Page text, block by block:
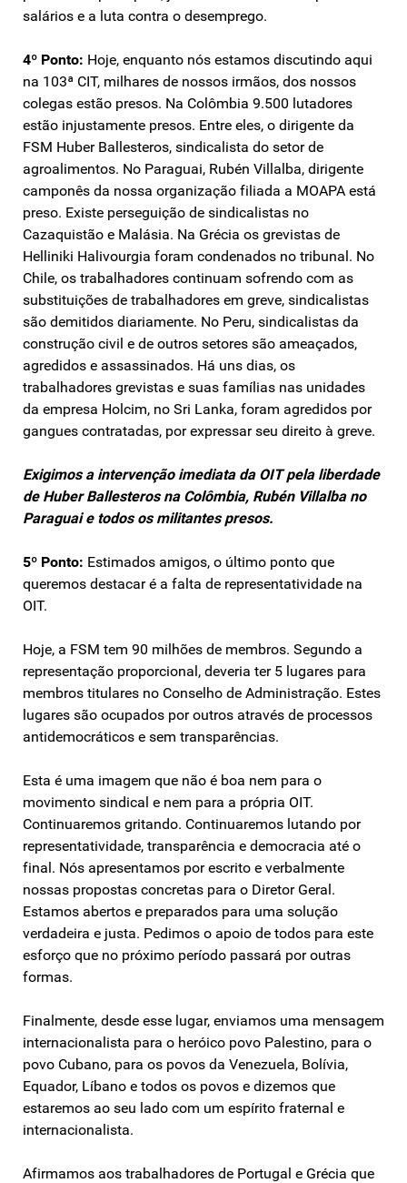
salários e a luta contra o desemprego.
4º Ponto: Hoje, enquanto nós estamos discutindo aqui
na 103ª CIT, milhares de nossos irmãos, dos nossos
colegas estão presos. Na Colômbia 9.500 lutadores
estão injustamente presos. Entre eles, o dirigente da
FSM Huber Ballesteros, sindicalista do setor de
agroalimentos. No Paraguai, Rubén Villalba, dirigente
camponês da nossa organização filiada a MOAPA está
preso. Existe perseguição de sindicalistas no
Cazaquistão e Malásia. Na Grécia os grevistas de
Helliniki Halivourgia foram condenados no tribunal. No
Chile, os trabalhadores continuam sofrendo com as
substituições de trabalhadores em greve, sindicalistas
são demitidos diariamente. No Peru, sindicalistas da
construção civil e de outros setores são ameaçados,
agredidos e assassinados. Há uns dias, os
trabalhadores grevistas e suas famílias nas unidades
da empresa Holcim, no Sri Lanka, foram agredidos por
gangues contratadas, por expressar seu direito à greve.
Exigimos a intervenção imediata da OIT pela liberdade
de Huber Ballesteros na Colômbia, Rubén Villalba no
Paraguai e todos os militantes presos.
5º Ponto: Estimados amigos, o último ponto que
queremos destacar é a falta de representatividade na
OIT.
Hoje, a FSM tem 90 milhões de membros. Segundo a
representação proporcional, deveria ter 5 lugares para
membros titulares no Conselho de Administração. Estes
lugares são ocupados por outros através de processos
antidemocráticos e sem transparências.
Esta é uma imagem que não é boa nem para o
movimento sindical e nem para a própria OIT.
Continuaremos gritando. Continuaremos lutando por
representatividade, transparência e democracia até o
final. Nós apresentamos por escrito e verbalmente
nossas propostas concretas para o Diretor Geral.
Estamos abertos e preparados para uma solução
verdadeira e justa. Pedimos o apoio de todos para este
esforço que no próximo período passará por outras
formas.
Finalmente, desde esse lugar, enviamos uma mensagem
internacionalista para o heróico povo Palestino, para o
povo Cubano, para os povos da Venezuela, Bolívia,
Equador, Líbano e todos os povos e dizemos que
estaremos ao seu lado com um espírito fraternal e
internacionalista.
Afirmamos aos trabalhadores de Portugal e Grécia que